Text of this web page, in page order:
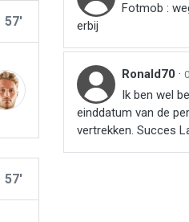
57'
57'
Fotmob :
erbij
Ronald70 ·
Ik ben wel
einddatum van de
vertrekken. Succes